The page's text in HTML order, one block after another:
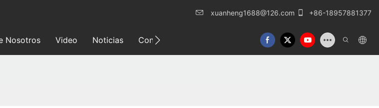
xuanheng1688@126.com +86-18957881377
Nosotros Video Noticias Contáctenos